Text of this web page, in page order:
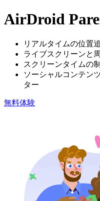
AirDroid
リアルタイムの位置
ライブスクリーンと
スクリーンタイムの
ソーシャルコンテン
ター
無料体験